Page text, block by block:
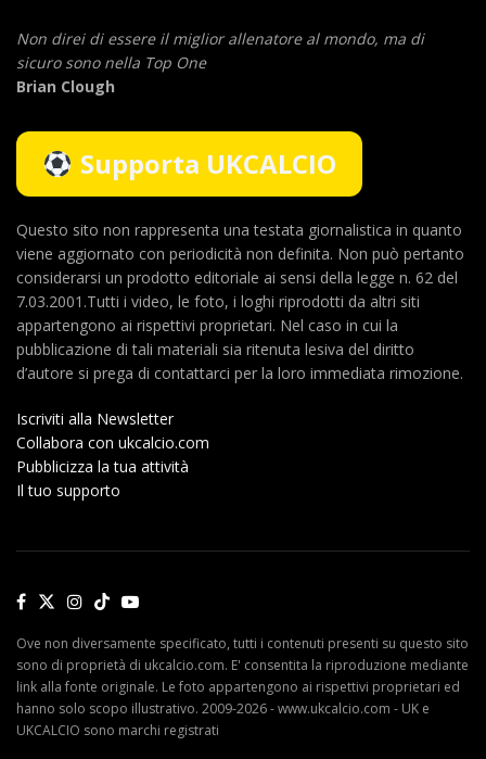
Non direi di essere il miglior allenatore al mondo, ma di
sicuro sono nella Top One
Brian Clough
Supporta UKCALCIO
Questo sito non rappresenta una testata giornalistica in quanto
viene aggiornato con periodicità non definita. Non può pertanto
considerarsi un prodotto editoriale ai sensi della legge n. 62 del
7.03.2001.Tutti i video, le foto, i loghi riprodotti da altri siti
appartengono ai rispettivi proprietari. Nel caso in cui la
pubblicazione di tali materiali sia ritenuta lesiva del diritto
d’autore si prega di contattarci per la loro immediata rimozione.
Iscriviti alla Newsletter
Collabora con ukcalcio.com
Pubblicizza la tua attività
Il tuo supporto
Ove non diversamente specificato, tutti i contenuti presenti su questo sito
sono di proprietà di ukcalcio.com. E' consentita la riproduzione mediante
link alla fonte originale. Le foto appartengono ai rispettivi proprietari ed
hanno solo scopo illustrativo. 2009-2026 - www.ukcalcio.com - UK e
UKCALCIO sono marchi registrati